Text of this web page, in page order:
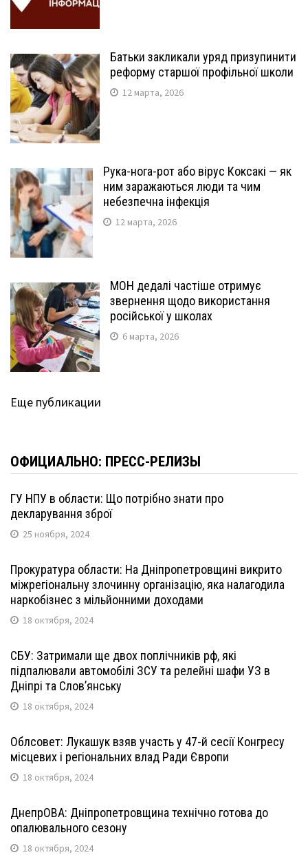
Батьки закликали уряд призупинити
реформу старшої профільної школи
12 марта, 2026
Рука-нога-рот або вірус Коксакі — як
ним заражаються люди та чим
небезпечна інфекція
12 марта, 2026
МОН дедалі частіше отримує
звернення щодо використання
російської у школах
6 марта, 2026
Еще публикации
ОФИЦИАЛЬНО: ПРЕСС-РЕЛИЗЫ
ГУ НПУ в области: Що потрібно знати про
декларування зброї
25 ноября, 2024
Прокуратура области: На Дніпропетровщині викрито
міжрегіональну злочинну організацію, яка налагодила
наркобізнес з мільйонними доходами
18 октября, 2024
СБУ: Затримали ще двох поплічників рф, які
підпалювали автомобілі ЗСУ та релейні шафи УЗ в
Дніпрі та Слов’янську
18 октября, 2024
Облсовет: Лукашук взяв участь у 47-й сесії Конгресу
місцевих і регіональних влад Ради Європи
18 октября, 2024
ДнепрОВА: Дніпропетровщина технічно готова до
опалювального сезону
18 октября, 2024